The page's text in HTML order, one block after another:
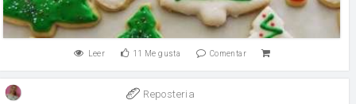
Leer 11 Me gusta Comentar
Reposteria